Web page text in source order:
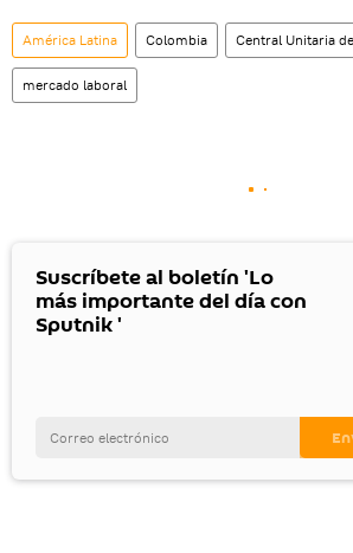
América Latina Colombia Central Unitaria
mercado laboral
Suscríbete al boletín 'Lo
más importante del día con
Sputnik '